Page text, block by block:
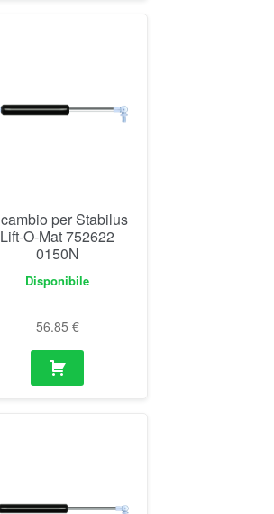
per Stabilus
Lift-O-Mat 752622
0150N
Disponibile
56.85 €